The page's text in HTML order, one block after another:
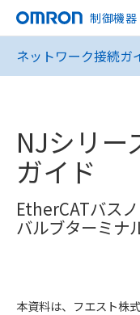
制御機器
ネットワーク接続ガ
NJシリー
ガイド
EtherCATバス
バルブターミナ
本資料は、フエスト株